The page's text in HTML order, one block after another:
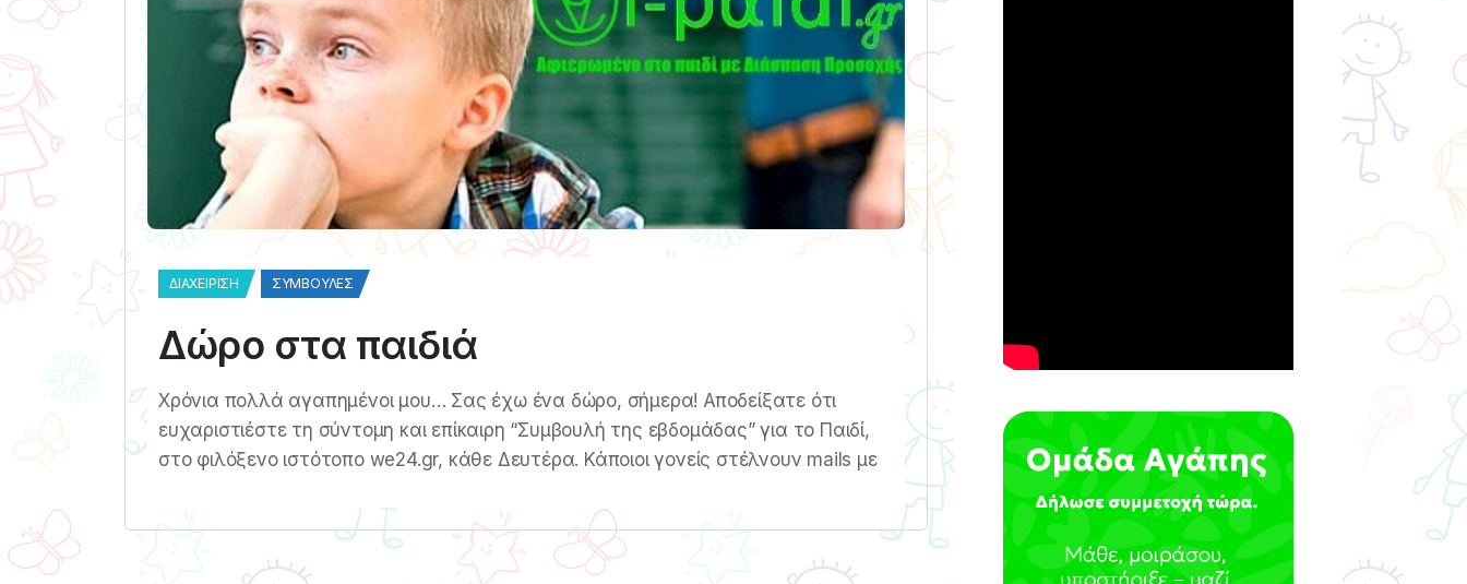
ΔΙΑΧΕΊΡΙΣΗ ΣΥΜΒΟΥΛΈΣ
Δώρο στα παιδιά
Χρόνια πολλά αγαπημένοι μου… Σας έχω ένα δώρο, σήμερα! Αποδείξατε ότι
ευχαριστιέστε τη σύντομη και επίκαιρη “Συμβουλή της εβδομάδας” για το Παιδί,
στο φιλόξενο ιστότοπο we24.gr, κάθε Δευτέρα. Κάποιοι γονείς στέλνουν mails με